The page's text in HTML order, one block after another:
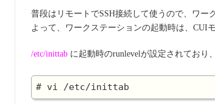
普段はリモートでSSH接続して使うので、ワー
よって、ワークステーションの起動時は、CUI
/etc/inittabに起動時のrunlevelが設定されており